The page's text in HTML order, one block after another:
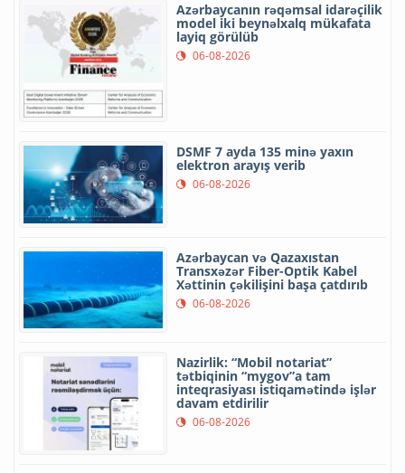
Azərbaycanın rəqəmsal idarəçilik
model iki beynəlxalq mükafata
layiq görülüb
06-08-2026
DSMF 7 ayda 135 minə yaxın
elektron arayış verib
06-08-2026
Azərbaycan və Qazaxıstan
Transxəzər Fiber-Optik Kabel
Xəttinin çəkilişini başa çatdırıb
06-08-2026
Nazirlik: “Mobil notariat”
tətbiqinin “mygov”a tam
inteqrasiyası istiqamətində işlər
davam etdirilir
06-08-2026